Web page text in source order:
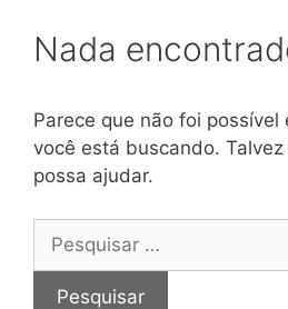
Nada
Parece que não foi possível
você está buscando.
possa ajudar.